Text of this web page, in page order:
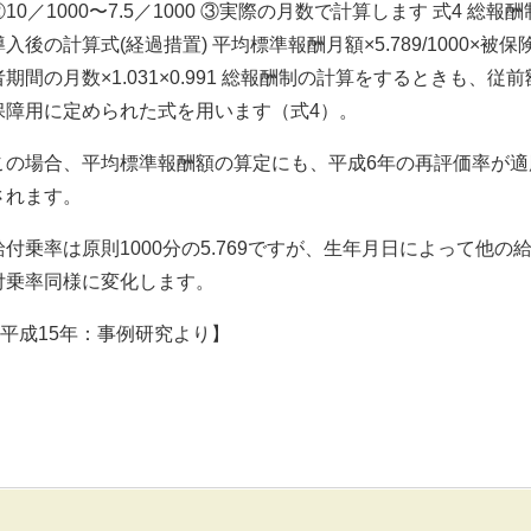
／1000〜7.5／1000 ③実際の月数で計算します 式4 総報酬
入後の計算式(経過措置) 平均標準報酬月額×5.789/1000×被保
期間の月数×1.031×0.991 総報酬制の計算をするときも、従前
障用に定められた式を用います（式4）。
の場合、平均標準報酬額の算定にも、平成6年の再評価率が適
れます。
付乗率は原則1000分の5.769ですが、生年月日によって他の給
乗率同様に変化します。
成15年：事例研究より】